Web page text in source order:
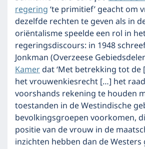
regering‘te primitief’ geacht om
dezelfde rechten te geven als in
oriëntalisme speelde een rol in
regeringsdiscours: in 1948
Jonkman (Overzeese
Kamerdat ‘Met betrekking tot
het vrouwenkiesrecht […] het
voorshands rekening te houden
toestanden in de Westindische
bevolkingsgroepen voorkomen,
positie van de vrouw in de
inzichten hebben dan de Westers